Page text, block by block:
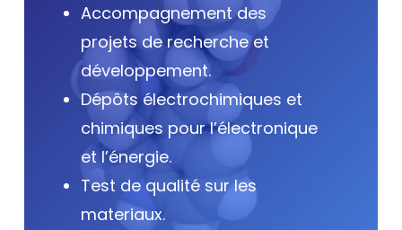
Accompagnement des
projets de recherche et
développement.
Dépôts électrochimiques et
chimiques pour l’électronique
et l’énergie.
Test de qualité sur les
materiaux.